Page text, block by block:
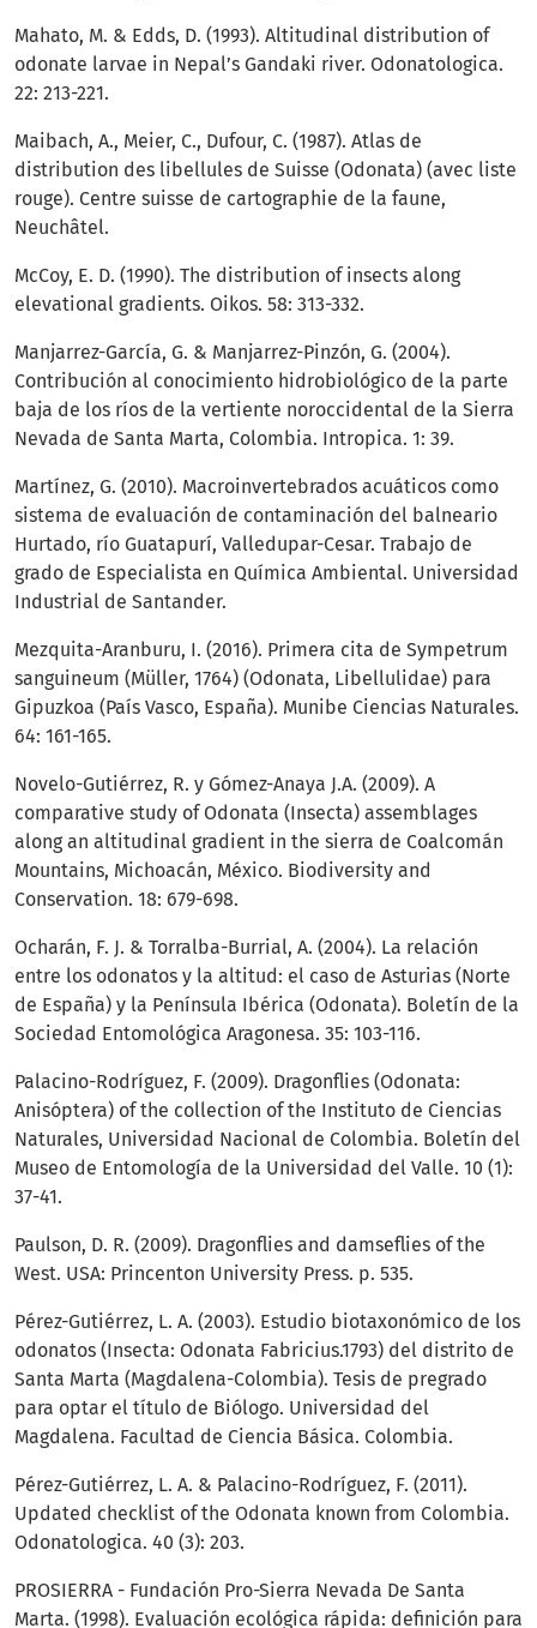
Mahato, M. & Edds, D. (1993). Altitudinal distribution of
odonate larvae in Nepal’s Gandaki river. Odonatologica.
22: 213-221.
Maibach, A., Meier, C., Dufour, C. (1987). Atlas de
distribution des libellules de Suisse (Odonata) (avec liste
rouge). Centre suisse de cartographie de la faune,
Neuchâtel.
McCoy, E. D. (1990). The distribution of insects along
elevational gradients. Oikos. 58: 313-332.
Manjarrez-García, G. & Manjarrez-Pinzón, G. (2004).
Contribución al conocimiento hidrobiológico de la parte
baja de los ríos de la vertiente noroccidental de la Sierra
Nevada de Santa Marta, Colombia. Intropica. 1: 39.
Martínez, G. (2010). Macroinvertebrados acuáticos como
sistema de evaluación de contaminación del balneario
Hurtado, río Guatapurí, Valledupar-Cesar. Trabajo de
grado de Especialista en Química Ambiental. Universidad
Industrial de Santander.
Mezquita-Aranburu, I. (2016). Primera cita de Sympetrum
sanguineum (Müller, 1764) (Odonata, Libellulidae) para
Gipuzkoa (País Vasco, España). Munibe Ciencias Naturales.
64: 161-165.
Novelo-Gutiérrez, R. y Gómez-Anaya J.A. (2009). A
comparative study of Odonata (Insecta) assemblages
along an altitudinal gradient in the sierra de Coalcomán
Mountains, Michoacán, México. Biodiversity and
Conservation. 18: 679-698.
Ocharán, F. J. & Torralba-Burrial, A. (2004). La relación
entre los odonatos y la altitud: el caso de Asturias (Norte
de España) y la Península Ibérica (Odonata). Boletín de la
Sociedad Entomológica Aragonesa. 35: 103-116.
Palacino-Rodríguez, F. (2009). Dragonflies (Odonata:
Anisóptera) of the collection of the Instituto de Ciencias
Naturales, Universidad Nacional de Colombia. Boletín del
Museo de Entomología de la Universidad del Valle. 10 (1):
37-41.
Paulson, D. R. (2009). Dragonflies and damseflies of the
West. USA: Princenton University Press. p. 535.
Pérez-Gutiérrez, L. A. (2003). Estudio biotaxonómico de los
odonatos (Insecta: Odonata Fabricius.1793) del distrito de
Santa Marta (Magdalena-Colombia). Tesis de pregrado
para optar el título de Biólogo. Universidad del
Magdalena. Facultad de Ciencia Básica. Colombia.
Pérez-Gutiérrez, L. A. & Palacino-Rodríguez, F. (2011).
Updated checklist of the Odonata known from Colombia.
Odonatologica. 40 (3): 203.
PROSIERRA - Fundación Pro-Sierra Nevada De Santa
Marta. (1998). Evaluación ecológica rápida: definición para